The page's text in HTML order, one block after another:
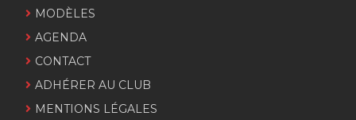
MODÈLES
AGENDA
CONTACT
ADHÉRER AU CLUB
MENTIONS LÉGALES